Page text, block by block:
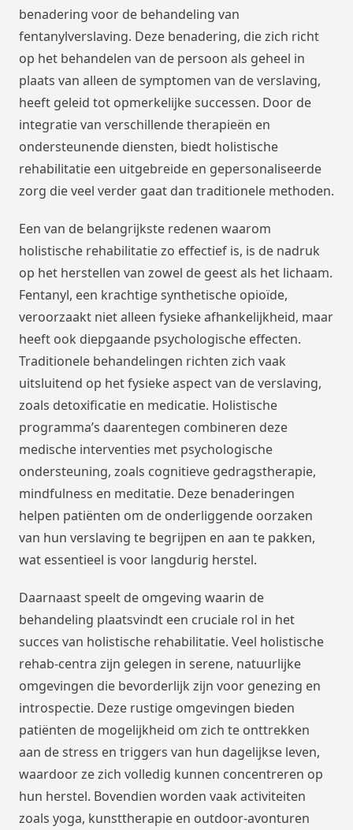
benadering voor de behandeling van
fentanylverslaving. Deze benadering, die zich richt
op het behandelen van de persoon als geheel in
plaats van alleen de symptomen van de verslaving,
heeft geleid tot opmerkelijke successen. Door de
integratie van verschillende therapieën en
ondersteunende diensten, biedt holistische
rehabilitatie een uitgebreide en gepersonaliseerde
zorg die veel verder gaat dan traditionele methoden.
Een van de belangrijkste redenen waarom
holistische rehabilitatie zo effectief is, is de nadruk
op het herstellen van zowel de geest als het lichaam.
Fentanyl, een krachtige synthetische opioïde,
veroorzaakt niet alleen fysieke afhankelijkheid, maar
heeft ook diepgaande psychologische effecten.
Traditionele behandelingen richten zich vaak
uitsluitend op het fysieke aspect van de verslaving,
zoals detoxificatie en medicatie. Holistische
programma’s daarentegen combineren deze
medische interventies met psychologische
ondersteuning, zoals cognitieve gedragstherapie,
mindfulness en meditatie. Deze benaderingen
helpen patiënten om de onderliggende oorzaken
van hun verslaving te begrijpen en aan te pakken,
wat essentieel is voor langdurig herstel.
Daarnaast speelt de omgeving waarin de
behandeling plaatsvindt een cruciale rol in het
succes van holistische rehabilitatie. Veel holistische
rehab-centra zijn gelegen in serene, natuurlijke
omgevingen die bevorderlijk zijn voor genezing en
introspectie. Deze rustige omgevingen bieden
patiënten de mogelijkheid om zich te onttrekken
aan de stress en triggers van hun dagelijkse leven,
waardoor ze zich volledig kunnen concentreren op
hun herstel. Bovendien worden vaak activiteiten
zoals yoga, kunsttherapie en outdoor-avonturen